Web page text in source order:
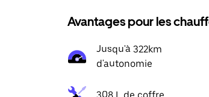
Avantages pour les
Jusqu'à 322km
d'autonomie